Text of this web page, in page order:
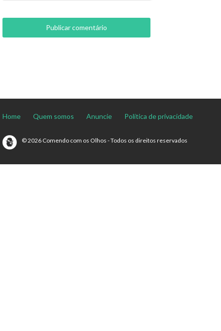
Home Quem somos Anuncie Política de privacidade
© 2026 Comendo com os Olhos - Todos os direitos reservados